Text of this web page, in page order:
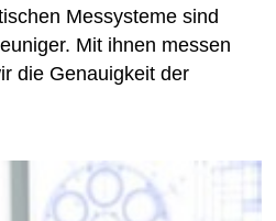
Messysteme sind
Mit ihnen messen
die Genauigkeit der